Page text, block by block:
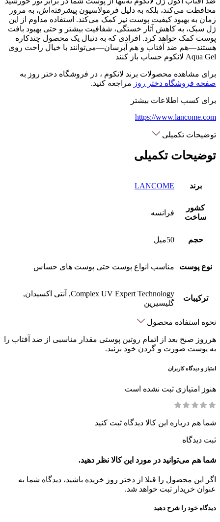
محافظت می‌کند، بلکه به دلیل فرمولاسیون پیشرفته‌اش، به مرور
زمان به بهبود کیفیت پوست نیز کمک می‌کند. استفاده مداوم از این
ژل سبک، به کاهش آثار خستگی، شفافیت بیشتر و حتی بهبود بافت
پوست کمک خواهد کرد. افرادی که به دنبال یک محصول چندکاره
هستند—هم ضد آفتاب و هم آبرسان—می‌توانند با خیال راحت روی
Aqua Gel لانکوم حساب باز کنند
برای مشاهده محصولات برند لانکوم ، در فروشگاه دختر روز به
صفحه فروشگاه دختر روز مراجعه کنید.
برای کسب اطلاعات بیشتر
https://www.lancome.com
توضیحات تکمیلی
توضیحات تکمیلی
برند LANCOME
کشور
ساخت
فرانسه
حجم 50میل
نوع پوست مناسب انواع پوست حتی پوست های حساس
ترکیبات
Complex UV Expert Technology, آنتی اکسیدان,
گلیسیرین
نحوه استفاده محصول
هرروز صبح بعد از اتمام روتین پوستی مقدار مناسبی از ضد آفتاب را
به پوست صورت و گردن خود بزنید.
امتیاز و دیدگاه کاربران
هنوز امتیازی ثبت نشده است
شما هم درباره این کالا دیدگاه ثبت کنید
ثبت دیدگاه
شما هم می‌توانید در مورد این کالا نظر دهید.
اگر این محصول را قبلا از دختر روز خریده باشید، دیدگاه شما به
عنوان خریدار ثبت خواهد شد.
دیدگاه خود را شرح دهید